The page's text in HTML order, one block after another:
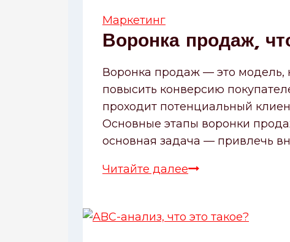
и
Маркетинг
Воронка продаж,
Воронка продаж — это модель,
повысить конверсию
проходит потенциальный
Основные этапы воронки
основная задача — привлечь
Читайте далееВоронка
это?